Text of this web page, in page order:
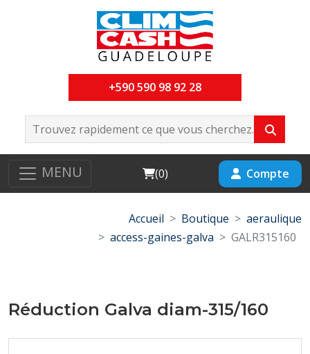
+590 590 98 92 28
MENU Cart
(0) Compte
Accueil Boutique
aeraulique
access-gaines-galva
GALR315160
Réduction Galva diam-315/160